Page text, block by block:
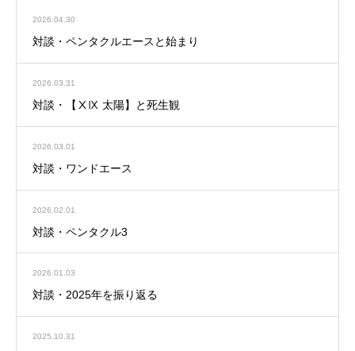
2026.04.30
対談・ペンタクルエースと始まり
2026.03.31
対談・【ⅩⅨ 太陽】と死生観
2026.03.01
対談・ワンドエース
2026.02.01
対談・ペンタクル3
2026.01.03
対談・2025年を振り返る
2025.10.31